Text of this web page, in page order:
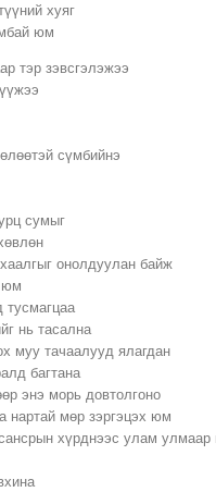
хуяг
юм
тэр зэвсгэлэжээ
сүмбийнэ
сумыг
онолдуулан байж
юм
тусмагцаа
нь тасална
муу тачаалууд ялагдан
багтана
энэ морь довтолгоно
нартай мөр зэргэцэх юм
хүрднээс улам улмаар